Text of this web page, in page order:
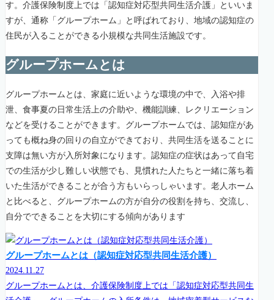
す。介護保険制度上では「認知症対応型共同生活介護」といいま
すが、通称「グループホーム」と呼ばれており、地域の認知症の
住民が入ることができる小規模な共同生活施設です。
グループホームとは
グループホームとは、家庭に近いような環境の中で、入浴や排
泄、食事夏の日常生活上の介助や、機能訓練、レクリエーション
などを受けることができます。グループホームでは、認知症があ
っても概ね身の回りの自立ができており、共同生活を送ることに
支障は無い方が入所対象になります。認知症の症状はあって自宅
での生活が少し難しい状態でも、見慣れた人たちと一緒に落ち着
いた生活ができることが合う方もいらっしゃいます。老人ホーム
と比べると、グループホームの方が自分の役割を持ち、交流し、
自分でできることを大切にする傾向があります
グループホームとは（認知症対応型共同生活介護）
2024.11.27
グループホームとは、介護保険制度上では「認知症対応型共同生